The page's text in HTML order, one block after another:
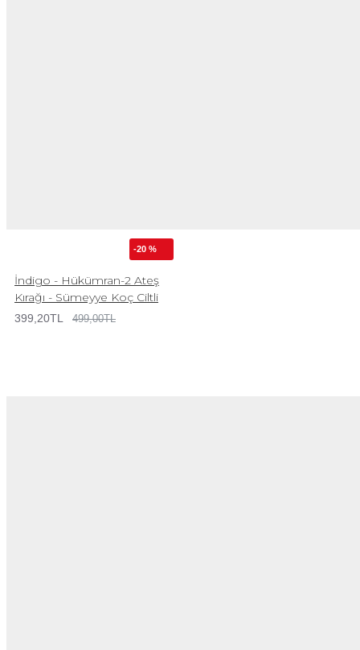
-20 %
İndigo - Hükümran-2 Ateş
Kırağı - Sümeyye Koç Ciltli
399,20TL 499,00TL